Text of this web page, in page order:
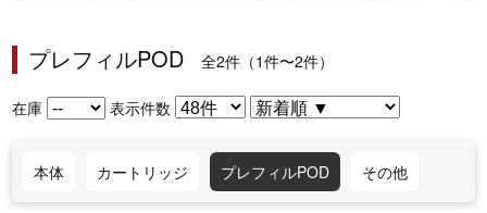
プレフィルPOD 全2件（1件〜2件）
在庫 表示件数
本体 カートリッジ プレフィルPOD その他